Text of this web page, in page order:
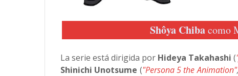
Shôya Chibacomo
La serie está dirigida por Hideya Takahashi (
Shinichi Unotsume ("Persona 5 the Animation",